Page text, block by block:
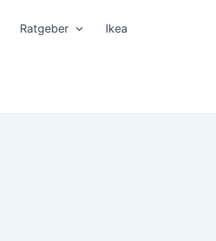
Ratgeber Ikea